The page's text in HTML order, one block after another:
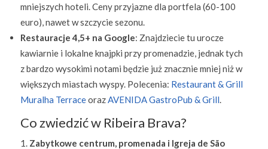
mniejszych hoteli. Ceny przyjazne dla portfela (60-100
euro), nawet w szczycie sezonu.
Restauracje 4,5+ na Google: Znajdziecie tu urocze
kawiarnie i lokalne knajpki przy promenadzie, jednak tych
z bardzo wysokimi notami będzie już znacznie mniej niż w
większych miastach wyspy. Polecenia: Restaurant & Grill
Muralha TerraceorazAVENIDA GastroPub & Grill.
Co zwiedzić w Ribeira Brava?
Zabytkowe centrum, promenada i Igreja de São